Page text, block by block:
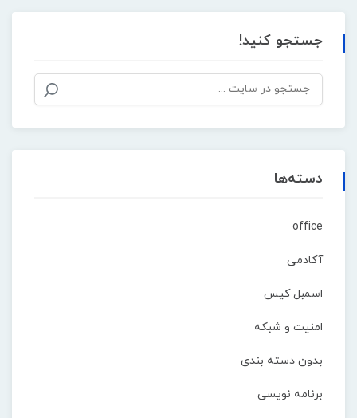
جستجو کنید!
دسته‌ها
office
آکادمی
اسمبل کیس
امنیت و شبکه
بدون دسته بندی
برنامه نویسی